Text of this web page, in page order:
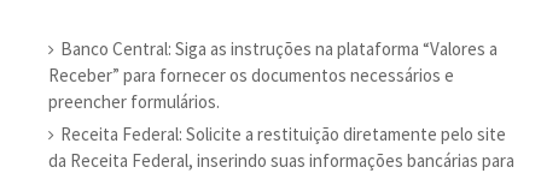
Banco Central: Siga as instruções na plataforma “Valores a
Receber” para fornecer os documentos necessários e
preencher formulários.
Receita Federal: Solicite a restituição diretamente pelo site
da Receita Federal, inserindo suas informações bancárias para